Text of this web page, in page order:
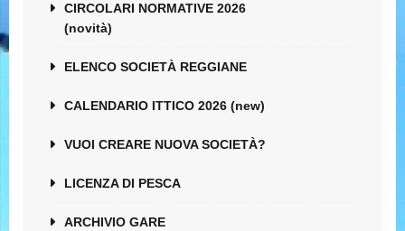
CIRCOLARI NORMATIVE 2026
(novità)
ELENCO SOCIETÀ REGGIANE
CALENDARIO ITTICO 2026 (new)
VUOI CREARE NUOVA SOCIETÀ?
LICENZA DI PESCA
ARCHIVIO GARE